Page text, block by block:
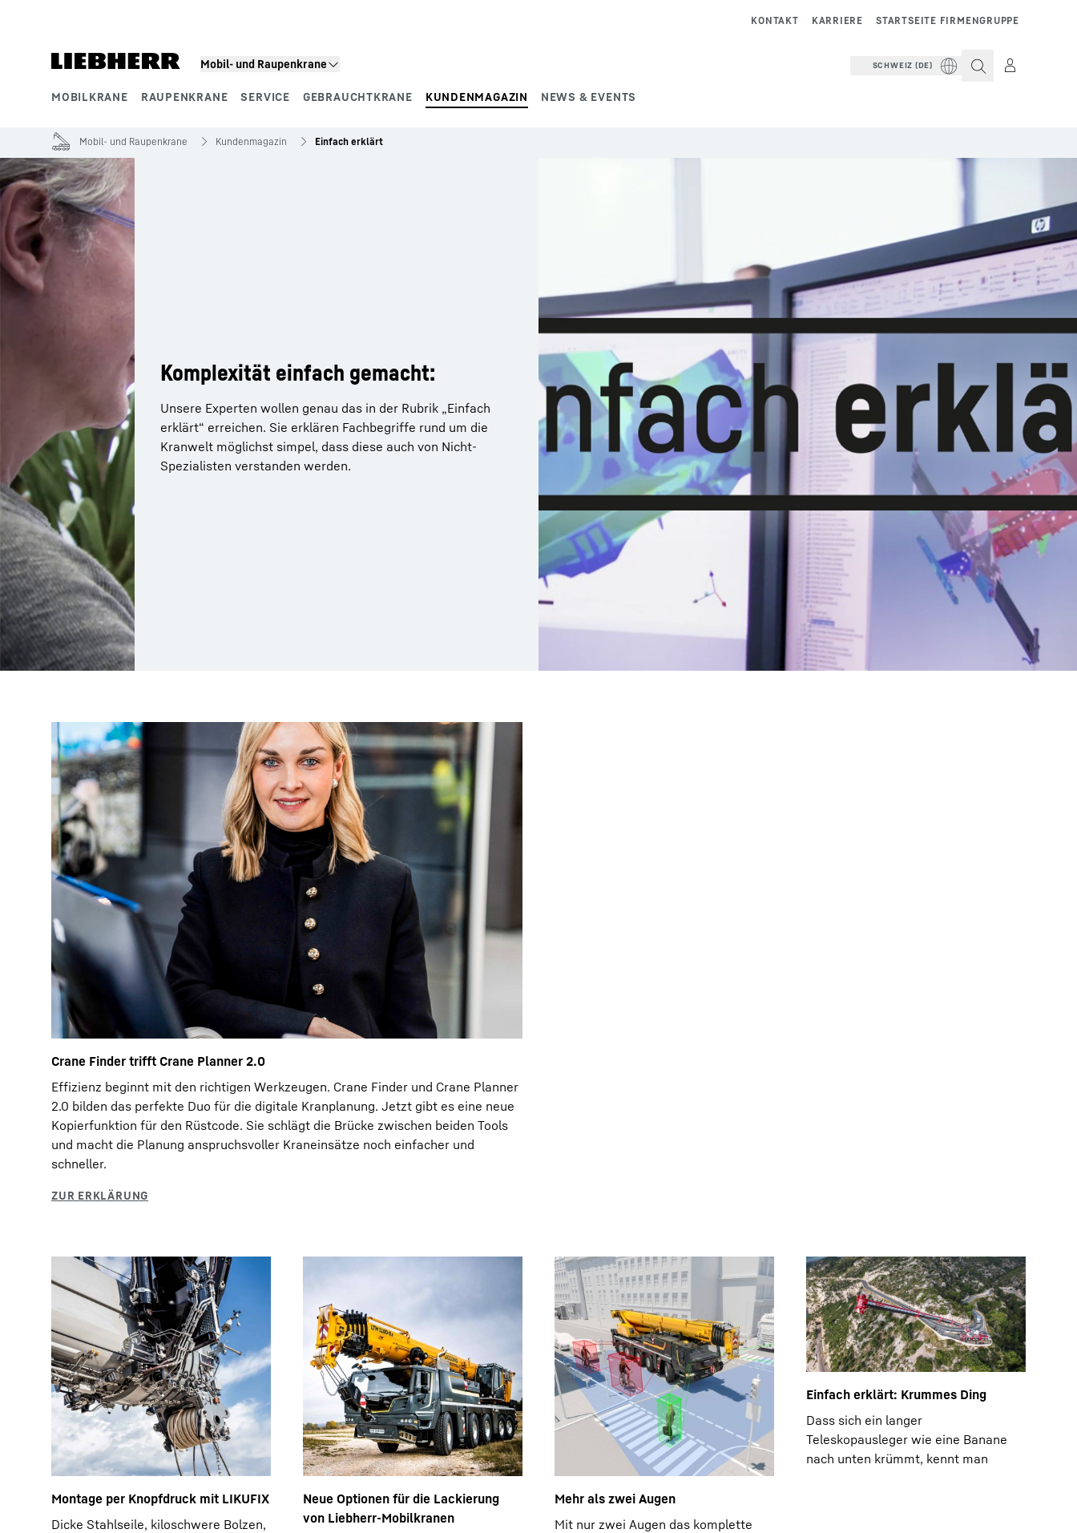
Mobil- und Raupenkrane
MOBILKRANE RAUPENKRANE SERVICE GEBRAUCHTKRANE KUNDENMAGAZIN NEWS & EVENTS
STARTSEITE FIRMENGRUPPE
KARRIERE
KONTAKT
SCHWEIZ (DE)
Mehr über die Firmengruppe Karriere bei Liebherr
Mobil- und Raupenkrane Kundenmagazin Einfach erklärt
Komplexität einfach gemacht:
Unsere Experten wollen genau das in der Rubrik „Einfach
erklärt“ erreichen. Sie erklären Fachbegriffe rund um die
Kranwelt möglichst simpel, dass diese auch von Nicht-
Spezialisten verstanden werden.
Crane Finder trifft Crane Planner 2.0
Effizienz beginnt mit den richtigen Werkzeugen. Crane Finder und Crane Planner
2.0 bilden das perfekte Duo für die digitale Kranplanung. Jetzt gibt es eine neue
Kopierfunktion für den Rüstcode. Sie schlägt die Brücke zwischen beiden Tools
und macht die Planung anspruchsvoller Kraneinsätze noch einfacher und
schneller.
Montage per Knopfdruck mit LIKUFIX
Dicke Stahlseile, kiloschwere Bolzen,
Neue Optionen für die Lackierung
von Liebherr-Mobilkranen
Mehr als zwei Augen
Mit nur zwei Augen das komplette
Einfach erklärt: Krummes Ding
Dass sich ein langer
Teleskopausleger wie eine Banane
nach unten krümmt, kennt man